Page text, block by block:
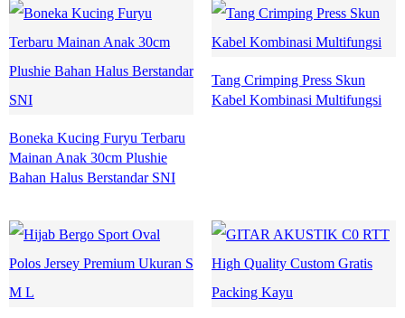
Boneka Kucing Furyu Terbaru
Mainan Anak 30cm Plushie
Bahan Halus Berstandar SNI
Tang Crimping Press Skun
Kabel Kombinasi Multifungsi